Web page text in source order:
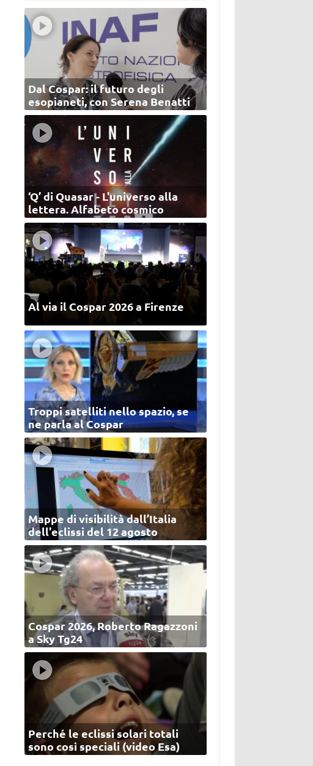
Dal Cospar: il futuro degli
esopianeti, con Serena Benatti
‘Q’ di Quasar - L'universo alla
lettera. Alfabeto cosmico
Al via il Cospar 2026 a Firenze
Troppi satelliti nello spazio, se
ne parla al Cospar
Mappe di visibilità dall’Italia
dell'eclissi del 12 agosto
Cospar 2026, Roberto Ragazzoni
a Sky Tg24
Perché le eclissi solari totali
sono così speciali (video Esa)